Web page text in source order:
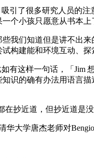
引了很多研究人员的
个小孩只愿意从书本
们知道但是讲不出
构建能和环境互动、探
这样一句话，「Jim
识的确有办法用语言
近道，但抄近道是
大学唐杰老师对